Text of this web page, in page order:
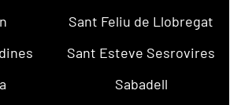
Sant Feliu de Llobregat
Sant Esteve Sesrovires
Sabadell